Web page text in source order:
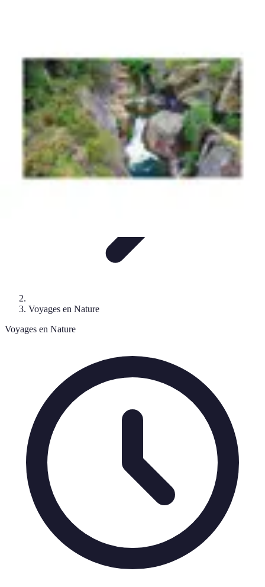
Vacances Inoubliables
Voyages en Nature
Voyages en Nature